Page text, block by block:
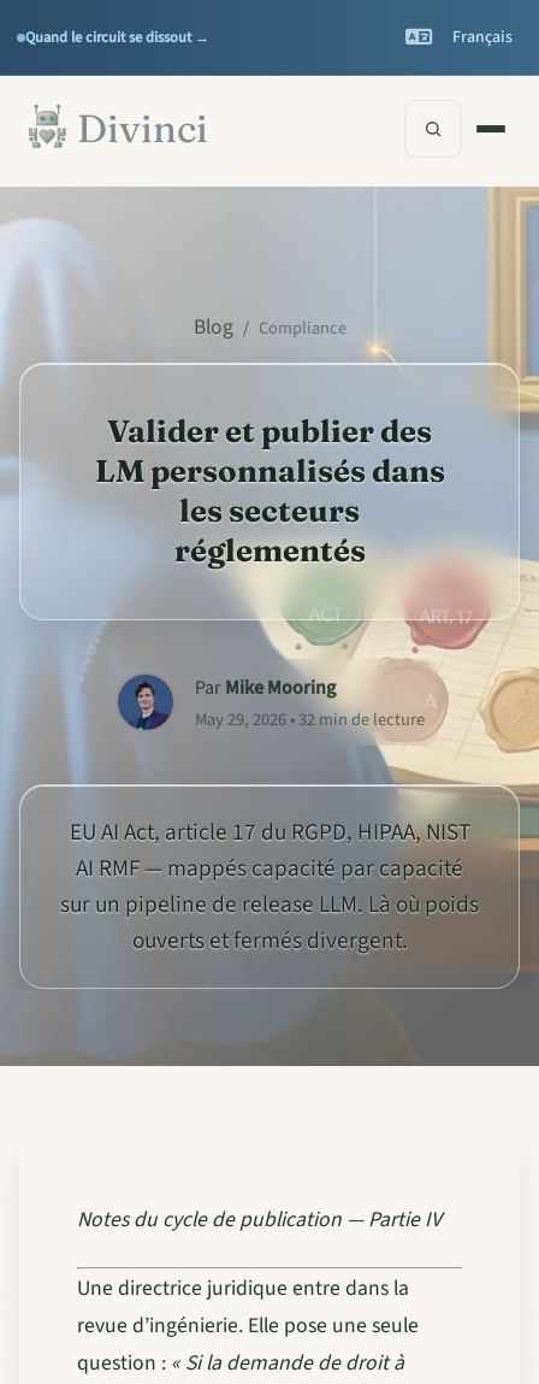
Quand le circuit se dissout → Français
Divinci
Blog / Compliance
Valider et publier des
LM personnalisés dans
les secteurs
réglementés
ParMike Mooring
May 29, 2026 • 32 min de lecture
EU AI Act, article 17 du RGPD, HIPAA, NIST
AI RMF — mappés capacité par capacité
sur un pipeline de release LLM. Là où poids
ouverts et fermés divergent.
Notes du cycle de publication — Partie IV
Une directrice juridique entre dans la
revue d’ingénierie. Elle pose une seule
question : « Si la demande de droit à